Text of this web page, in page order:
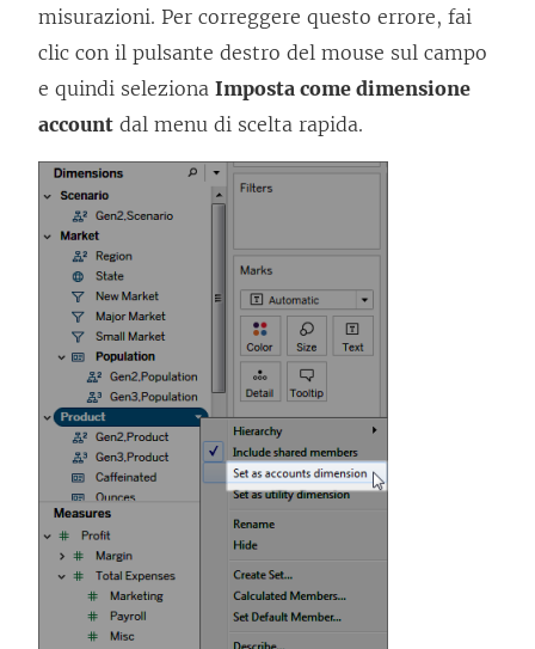
misurazioni. Per correggere questo errore, fai
clic con il pulsante destro del mouse sul campo
e quindi seleziona Imposta come dimensione
account dal menu di scelta rapida.